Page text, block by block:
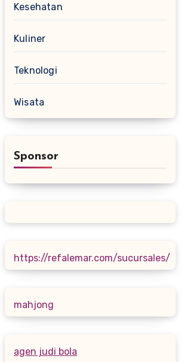
Kesehatan
Kuliner
Teknologi
Wisata
Sponsor
https://refalemar.com/sucursales/
mahjong
agen judi bola